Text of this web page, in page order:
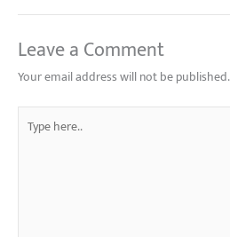
Leave a Comment
Your email address will not be published.
here..